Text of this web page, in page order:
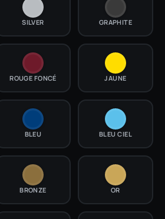
SILVER GRAPHITE
ROUGE FONCÉ JAUNE
BLEU BLEU CIEL
BRONZE OR